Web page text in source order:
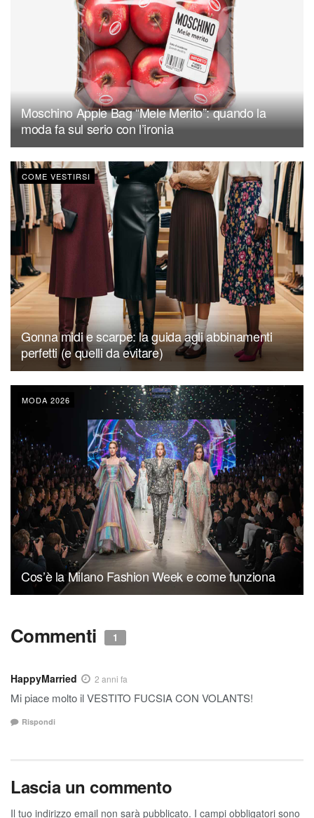
Moschino Apple Bag “Mele Merito”: quando la
moda fa sul serio con l’ironia
COME VESTIRSI
Gonna midi e scarpe: la guida agli abbinamenti
perfetti (e quelli da evitare)
MODA 2026
Cos’è la Milano Fashion Week e come funziona
Commenti 1
HappyMarried 2 anni fa
Mi piace molto il VESTITO FUCSIA CON VOLANTS!
Rispondi
Lascia un commento
Il tuo indirizzo email non sarà pubblicato. I campi obbligatori sono